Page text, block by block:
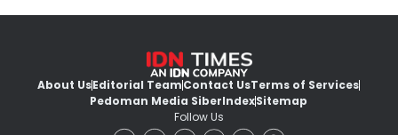
About UsEditorial TeamContact UsTerms of Services
Pedoman Media SiberIndexSitemap
Follow Us